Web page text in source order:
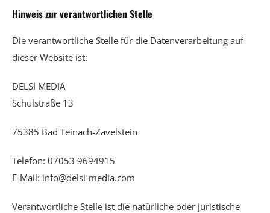
Hinweis zur verantwortlichen Stelle
Die verantwortliche Stelle für die Datenverarbeitung auf
dieser Website ist:
DELSI MEDIA
Schulstraße 13
75385 Bad Teinach-Zavelstein
Telefon: 07053 9694915
E-Mail: info@delsi-media.com
Verantwortliche Stelle ist die natürliche oder juristische